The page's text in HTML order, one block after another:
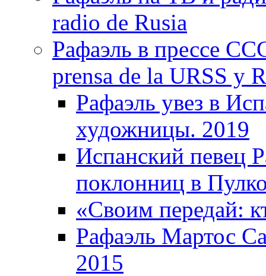
radio de Rusia
Рафаэль в прессе
prensa de la URSS y
Рафаэль увез в
художницы. 2019
Испанский певец
поклонниц в
«Своим передай:
Рафаэль Мартос
2015